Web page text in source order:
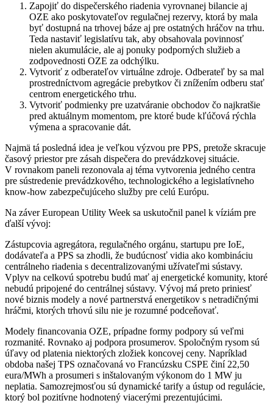
Zapojiť do dispečerského riadenia vyrovnanej bilancie aj
OZE ako poskytovateľov regulačnej rezervy, ktorá by mala
byť dostupná na trhovej báze aj pre ostatných hráčov na trhu.
Teda nastaviť legislatívu tak, aby obsahovala povinnosť
nielen akumulácie, ale aj ponuky podporných služieb a
zodpovednosti OZE za odchýlku.
Vytvoriť z odberateľov virtuálne zdroje. Odberateľ by sa mal
prostredníctvom agregácie prebytkov či znížením odberu stať
centrom energetického trhu.
Vytvoriť podmienky pre uzatváranie obchodov čo najkratšie
pred aktuálnym momentom, pre ktoré bude kľúčová rýchla
výmena a spracovanie dát.
Najmä tá posledná idea je veľkou výzvou pre PPS, pretože skracuje
časový priestor pre zásah dispečera do prevádzkovej situácie.
V rovnakom paneli rezonovala aj téma vytvorenia jedného centra
pre sústredenie prevádzkového, technologického a legislatívneho
know-how zabezpečujúceho služby pre celú Európu.
Na záver European Utility Week sa uskutočnil panel k víziám pre
ďalší vývoj:
Zástupcovia agregátora, regulačného orgánu, startupu pre IoE,
dodávateľa a PPS sa zhodli, že budúcnosť vidia ako kombináciu
centrálneho riadenia s decentralizovanými užívateľmi sústavy.
Vplyv na celkovú spotrebu budú mať aj energetické komunity, ktoré
nebudú pripojené do centrálnej sústavy. Vývoj má preto priniesť
nové biznis modely a nové partnerstvá energetikov s netradičnými
hráčmi, ktorých trhovú silu nie je rozumné podceňovať.
Modely financovania OZE, prípadne formy podpory sú veľmi
rozmanité. Rovnako aj podpora prosumerov. Spoločným rysom sú
úľavy od platenia niektorých zložiek koncovej ceny. Napríklad
obdoba našej TPS označovaná vo Francúzsku CSPE činí 22,50
eura/MWh a prosumeri s inštalovaným výkonom do 1 MW ju
neplatia. Samozrejmosťou sú dynamické tarify a ústup od regulácie,
ktorý bol pozitívne hodnotený viacerými prezentujúcimi.